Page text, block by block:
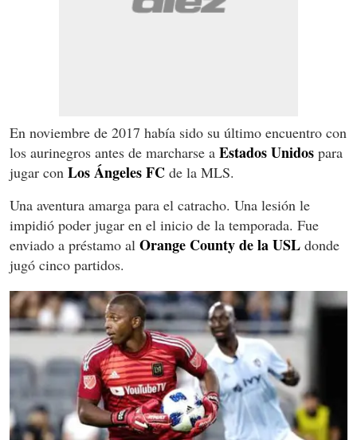
En noviembre de 2017 había sido su último encuentro con
los aurinegros antes de marcharse a Estados Unidos para
jugar con Los Ángeles FC de la MLS.
Una aventura amarga para el catracho. Una lesión le
impidió poder jugar en el inicio de la temporada. Fue
enviado a préstamo al Orange County de la USL donde
jugó cinco partidos.